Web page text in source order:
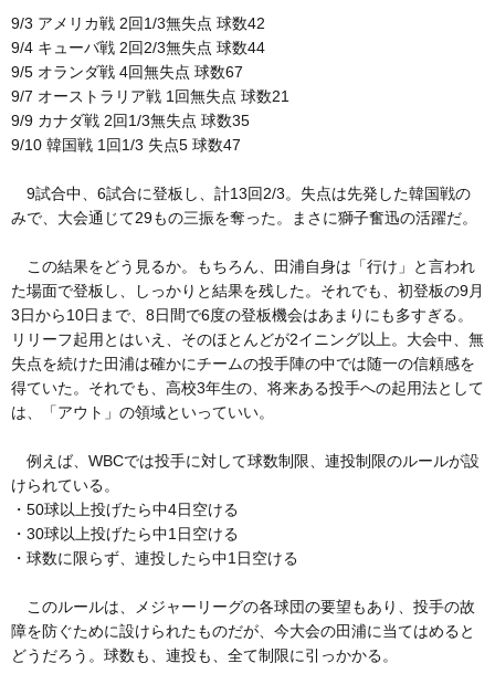
9/3 アメリカ戦 2回1/3無失点 球数42
9/4 キューバ戦 2回2/3無失点 球数44
9/5 オランダ戦 4回無失点 球数67
9/7 オーストラリア戦 1回無失点 球数21
9/9 カナダ戦 2回1/3無失点 球数35
9/10 韓国戦 1回1/3 失点5 球数47
9試合中、6試合に登板し、計13回2/3。失点は先発した韓国戦の
みで、大会通じて29もの三振を奪った。まさに獅子奮迅の活躍だ。
この結果をどう見るか。もちろん、田浦自身は「行け」と言われ
た場面で登板し、しっかりと結果を残した。それでも、初登板の9月
3日から10日まで、8日間で6度の登板機会はあまりにも多すぎる。
リリーフ起用とはいえ、そのほとんどが2イニング以上。大会中、無
失点を続けた田浦は確かにチームの投手陣の中では随一の信頼感を
得ていた。それでも、高校3年生の、将来ある投手への起用法として
は、「アウト」の領域といっていい。
例えば、WBCでは投手に対して球数制限、連投制限のルールが設
けられている。
・50球以上投げたら中4日空ける
・30球以上投げたら中1日空ける
・球数に限らず、連投したら中1日空ける
このルールは、メジャーリーグの各球団の要望もあり、投手の故
障を防ぐために設けられたものだが、今大会の田浦に当てはめると
どうだろう。球数も、連投も、全て制限に引っかかる。